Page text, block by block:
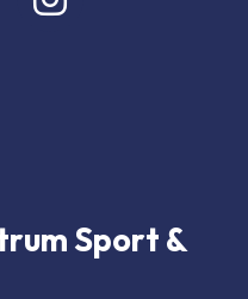
Sport &